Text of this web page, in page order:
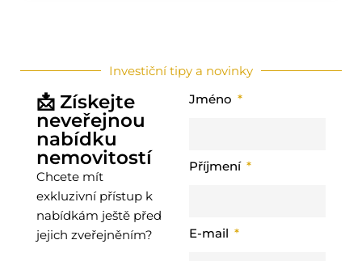
Investiční tipy a novinky
📩 Získejte
neveřejnou
nabídku
nemovitostí
Chcete mít
exkluzivní přístup k
nabídkám ještě před
jejich zveřejněním?
Jméno
Příjmení
E-mail